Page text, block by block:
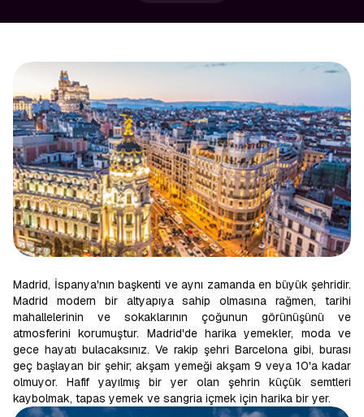
Madrid, İspanya'nın başkenti ve aynı zamanda en büyük şehridir.
Madrid modern bir altyapıya sahip olmasına rağmen, tarihi
mahallelerinin ve sokaklarının çoğunun görünüşünü ve
atmosferini korumuştur. Madrid'de harika yemekler, moda ve
gece hayatı bulacaksınız. Ve rakip şehri Barcelona gibi, burası
geç başlayan bir şehir; akşam yemeği akşam 9 veya 10'a kadar
olmuyor. Hafif yayılmış bir yer olan şehrin küçük semtleri
kaybolmak, tapas yemek ve sangria içmek için harika bir yer.